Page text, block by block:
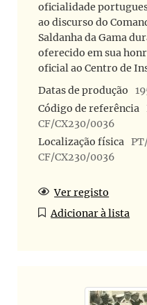
oficialidade
ao discurso do
Saldanha da Gama
oferecido em sua
oficial ao Centro de
Datas de produção
Código de referência
CF/CX230/0036
Localização física
CF/CX230/0036
Ver registo
Adicionar à lista